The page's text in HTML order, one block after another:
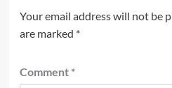
Your email address will not be
are marked *
Comment *